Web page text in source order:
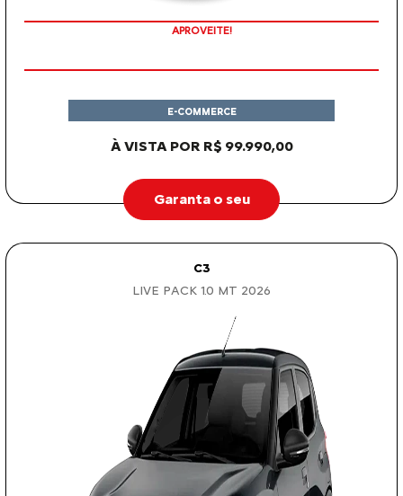
APROVEITE!
À VISTA POR R$ 99.990,00
E-COMMERCE
Garanta o seu
C3
LIVE PACK 1.0 MT 2026